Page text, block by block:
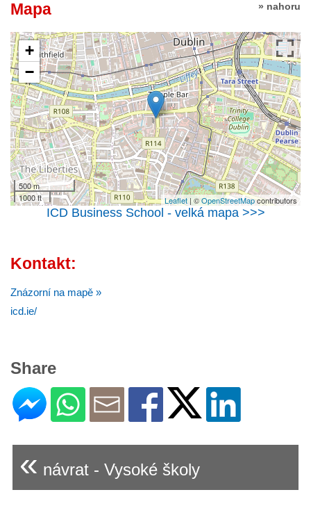
» nahoru
Mapa
+
−
500 m
1000 ft
Leaflet | ©OpenStreetMapcontributors
ICD Business School - velká mapa >>>
Kontakt:
Znázorní na mapě »
icd.ie/
Share
« návrat - Vysoké školy